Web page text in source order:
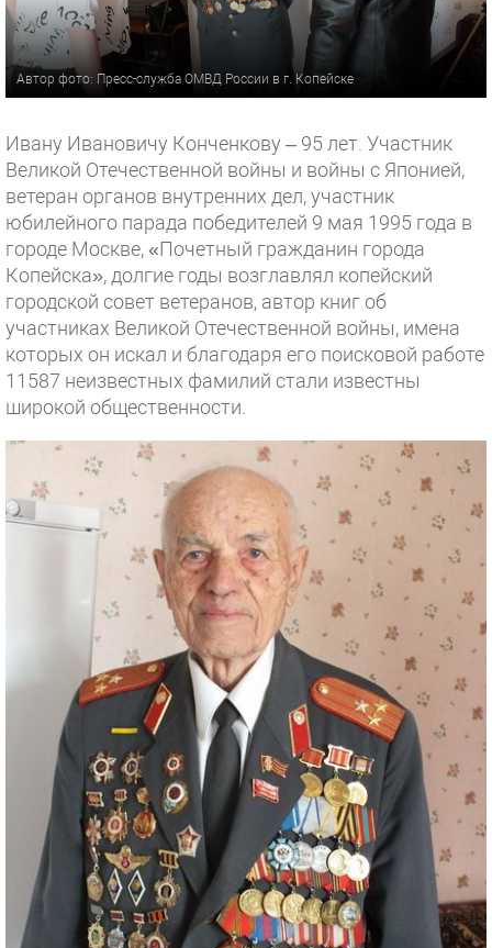
Автор фото: Пресс-служба ОМВД России в г. Копейске
Ивану Ивановичу Конченкову – 95 лет. Участник
Великой Отечественной войны и войны с Японией,
ветеран органов внутренних дел, участник
юбилейного парада победителей 9 мая 1995 года в
городе Москве, «Почетный гражданин города
Копейска», долгие годы возглавлял копейский
городской совет ветеранов, автор книг об
участниках Великой Отечественной войны, имена
которых он искал и благодаря его поисковой работе
11587 неизвестных фамилий стали известны
широкой общественности.